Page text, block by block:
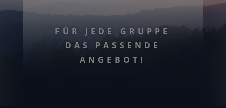
FÜR JEDE GRUPPE
DAS PASSENDE
ANGEBOT!